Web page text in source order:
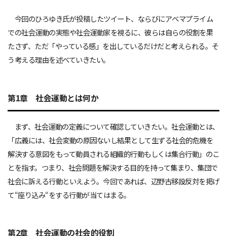
今回のひろゆき氏が投稿したツイート、ならびにアベマプライム
での社会運動の実態や社会運動家を視るに、彼らは自らの役割を果
たさず、ただ「やっている感」を出しているだけだと考えられる。そ
う考える理由を述べていきたい。
第1章 社会運動とは何か
まず、社会運動の定義について確認していきたい。社会運動とは、
「広義には、社会変動の原因ないし結果として生ずる社会的危機を
解決する意図をもって動員される組織的行動もしくは集合行動」のこ
とを指す。つまり、社会問題を解決する目的を持って集まり、集団で
社会に訴える行動といえよう。今回であれば、辺野古移設反対を掲げ
て“座り込み“をする行動が当てはまる。
第2章 社会運動の社会的役割